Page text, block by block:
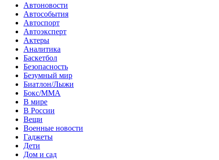
Автоновости
Автособытия
Автоспорт
Автоэксперт
Актеры
Аналитика
Баскетбол
Безопасность
Безумный мир
Биатлон/Лыжи
Бокс/MMA
В мире
В России
Вещи
Военные новости
Гаджеты
Дети
Дом и сад